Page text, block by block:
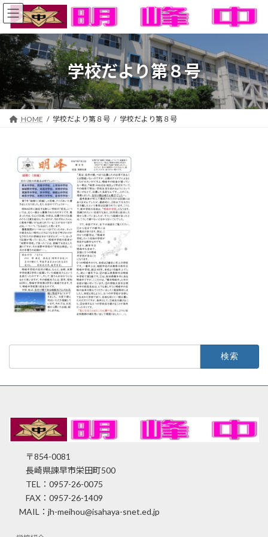
コ
ン
ン
ツ
ス
キ
ッ
ナ
ビ
ー
シ
ン
に
移
学校だより第８号
HOME 学校だより第８号 学校だより第８号
〒854-0081
長崎県諫早市栄田町500
TEL：0957-26-0075
FAX：0957-26-1409
MAIL：jh-meihou@isahaya-snet.ed.jp